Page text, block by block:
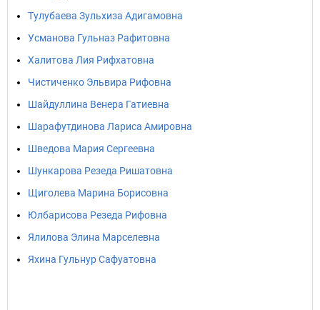
Тулубаева Зульхиза Адигамовна
Усманова Гульназ Рафитовна
Халитова Лия Рифхатовна
Чистиченко Эльвира Рифовна
Шайдуллина Венера Гатиевна
Шарафутдинова Лариса Амировна
Шведова Мария Сергеевна
Шункарова Резеда Ришатовна
Щиголева Марина Борисовна
Юлбарисова Резеда Рифовна
Ялилова Элина Марселевна
Яхина Гульнур Сафуатовна